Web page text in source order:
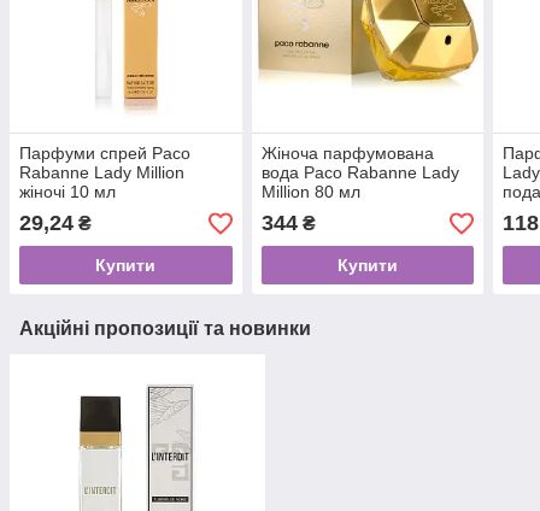
Парфуми спрей Paco
Rabanne Lady Million
жіночі 10 мл
29,24 ₴
Купити
Жіноча парфумована
вода Paco Rabanne Lady
Million 80 мл
344₴
Купити
Акційні пропозиції та новинки